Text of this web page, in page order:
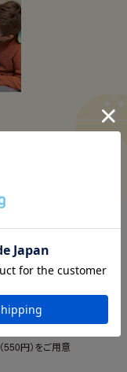
（550円）をご用意